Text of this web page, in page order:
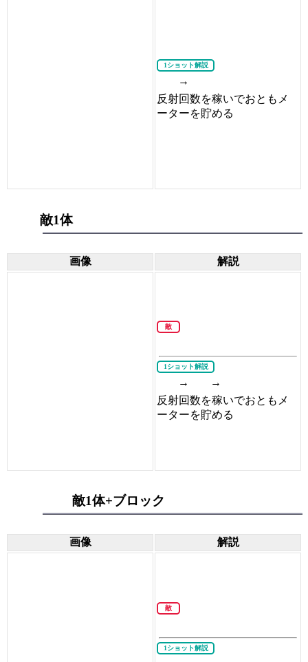
1ショット解説
→
反射回数を稼いでおともメ
ーターを貯める
敵1体
画像 解説
敵
1ショット解説
→
→
反射回数を稼いでおともメ
ーターを貯める
敵1体+ブロック
画像 解説
敵
1ショット解説